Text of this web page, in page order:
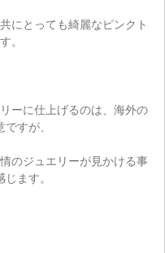
にとっても綺麗なピンクト
。
ーに仕上げるのは、海外の
すが、
のジュエリーが見かける事
ます。